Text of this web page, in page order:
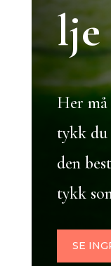
lje
Her
tykk du
den
tykk
SE